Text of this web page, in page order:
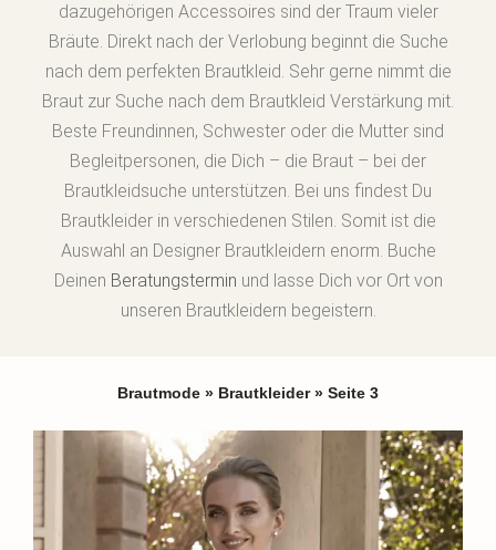
dazugehörigen Accessoires sind der Traum vieler
Bräute. Direkt nach der Verlobung beginnt die Suche
nach dem perfekten Brautkleid. Sehr gerne nimmt die
Braut zur Suche nach dem Brautkleid Verstärkung mit.
Beste Freundinnen, Schwester oder die Mutter sind
Begleitpersonen, die Dich – die Braut – bei der
Brautkleidsuche unterstützen. Bei uns findest Du
Brautkleider in verschiedenen Stilen. Somit ist die
Auswahl an Designer Brautkleidern enorm. Buche
Deinen Beratungstermin und lasse Dich vor Ort von
unseren Brautkleidern begeistern.
Brautmode » Brautkleider» Seite 3